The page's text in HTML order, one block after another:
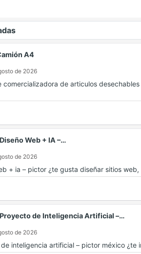
A4
de 2026
comercializadora de articulos
Web + IA –…
de 2026
+ ia – pictor ¿te gusta diseñar sitios
de Inteligencia Artificial –…
de 2026
inteligencia artificial – pictor méxico ¿te